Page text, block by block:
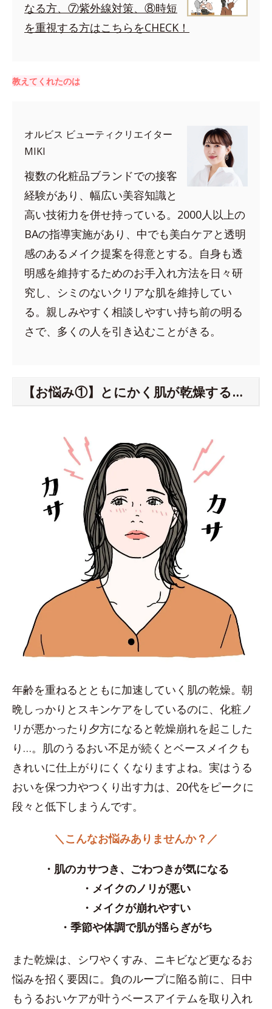
なる方、⑦紫外線対策、⑧時短
を重視する方はこちらをCHECK！
教えてくれたのは
オルビス ビューティクリエイター
MIKI
複数の化粧品ブランドでの接客
経験があり、幅広い美容知識と
高い技術力を併せ持っている。2000人以上の
BAの指導実施があり、中でも美白ケアと透明
感のあるメイク提案を得意とする。自身も透
明感を維持するためのお手入れ方法を日々研
究し、シミのないクリアな肌を維持してい
る。親しみやすく相談しやすい持ち前の明る
さで、多くの人を引き込むことがきる。
【お悩み①】とにかく肌が乾燥する…
年齢を重ねるとともに加速していく肌の乾燥。朝
晩しっかりとスキンケアをしているのに、化粧ノ
リが悪かったり夕方になると乾燥崩れを起こした
り…。肌のうるおい不足が続くとベースメイクも
きれいに仕上がりにくくなりますよね。実はうる
おいを保つ力やつくり出す力は、20代をピークに
段々と低下しまうんです。
＼こんなお悩みありませんか？／
・肌のカサつき、ごわつきが気になる
・メイクのノリが悪い
・メイクが崩れやすい
・季節や体調で肌が揺らぎがち
また乾燥は、シワやくすみ、ニキビなど更なるお
悩みを招く要因に。負のループに陥る前に、日中
もうるおいケアが叶うベースアイテムを取り入れ